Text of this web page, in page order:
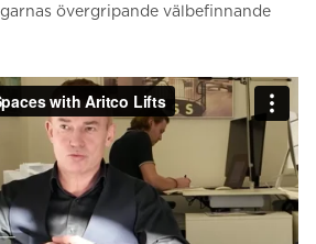
övergripande välbefinnande